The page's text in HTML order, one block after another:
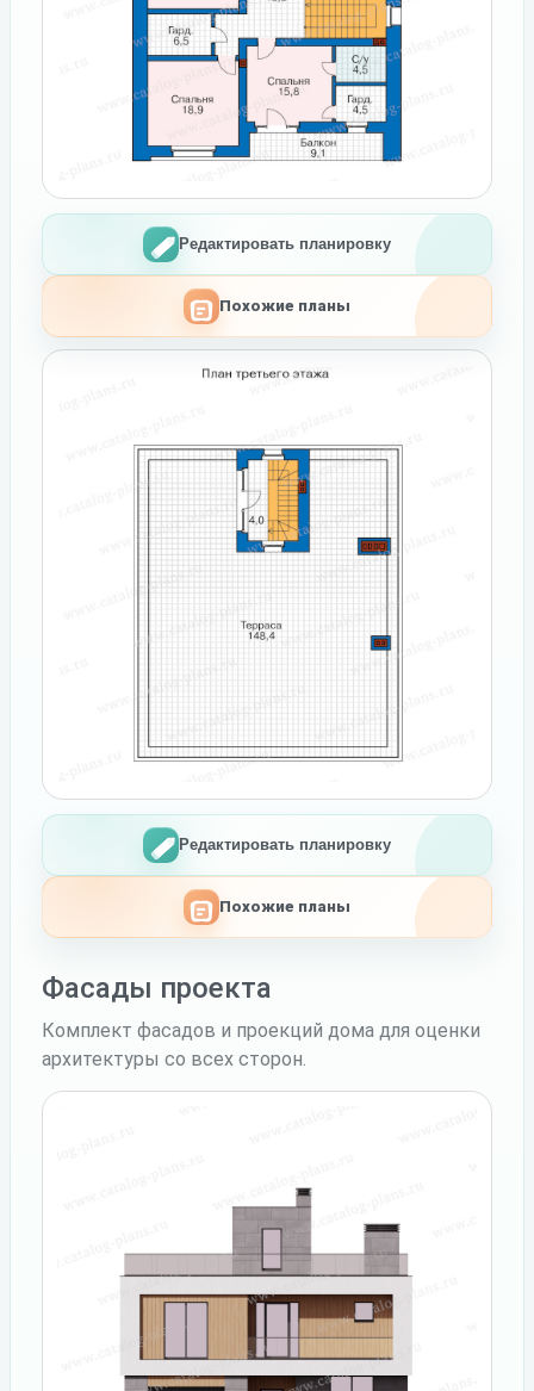
Редактировать планировку
Похожие планы
Редактировать планировку
Похожие планы
Фасады проекта
Комплект фасадов и проекций дома для оценки
архитектуры со всех сторон.